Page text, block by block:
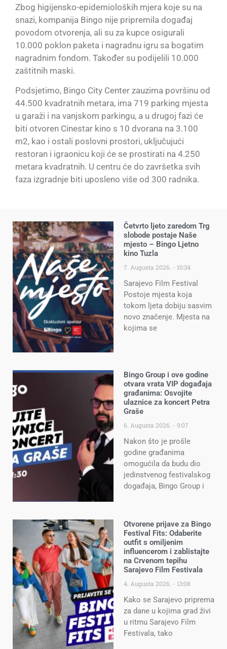
Zbog higijensko-epidemioloških mjera koje su na
snazi, kompanija Bingo nije pripremila događaj
povodom otvorenja, ali su za kupce osigurali
10.000 poklon paketa i nagradnu igru sa bogatim
nagradnim fondom. Također su podijelili 10.000
zaštitnih maski.
Podsjetimo, Bingo City Center zauzima površinu od
44.500 kvadratnih metara, ima 719 parking mjesta
u garaži i na vanjskom parkingu, a u drugoj fazi će
biti otvoren Cinestar kino s 10 dvorana na 3.100
m2, kao i ostali poslovni prostori, uključujući
restoran i igraonicu koji će se prostirati na 4.250
metara kvadratnih. U centru će do završetka svih
faza izgradnje biti uposleno više od 300 radnika.
Četvrto ljeto zaredom Trg
slobode postaje Naše
mjesto – Bingo Ljetno
kino Tuzla
7. Augusta 2026. 10:34
Sarajevo Film Festival
Postoje mjesta koja
tokom ljeta dobiju sasvim
novo značenje. Mjesta na
kojima se
Bingo Group i ove godine
otvara vrata VIP događaja
građanima: Osvojite
ulaznice za koncert Petra
Graše
6. Augusta 2026. 9:07
Nakon što je prošle
godine građanima
omogućila da budu dio
jedinstvenog festivalskog
događaja, Bingo Group i
Otvorene prijave za Bingo
Festival Fits: Odaberite
outfit s omiljenim
influencerom i zablistajte
na Crvenom tepihu
Sarajevo Film Festivala
4. Augusta 2026. 13:08
Kako se Sarajevo priprema
za dane u kojima grad živi
u ritmu Sarajevo Film
Festivala, tako